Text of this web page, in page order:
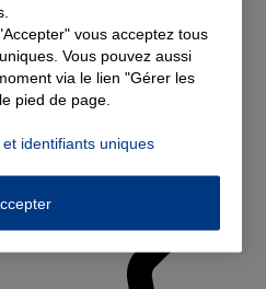
vous acceptez tous
Vous pouvez aussi
via le lien "Gérer les
pied de page.
identifiants uniques